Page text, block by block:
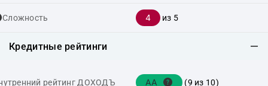
Сложность 4 из 5
Кредитные рейтинги
рейтинг ДОХОДЪ AA (9 из 10)